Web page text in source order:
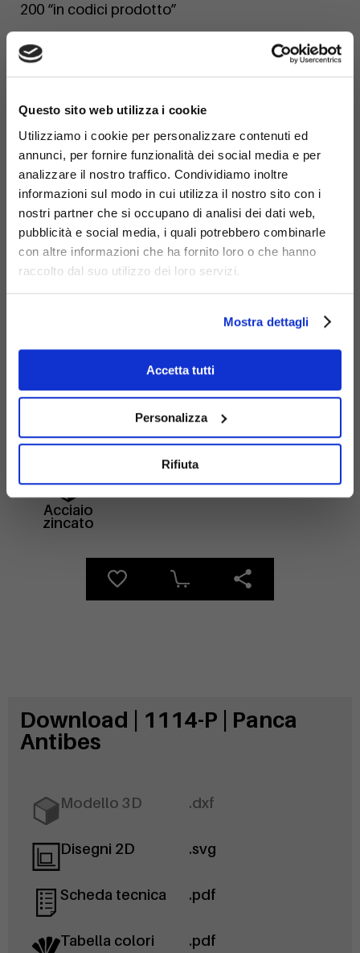
Questo sito web utilizza i cookie
Utilizziamo i cookie per personalizzare contenuti ed
annunci, per fornire funzionalità dei social media e per
analizzare il nostro traffico. Condividiamo inoltre
informazioni sul modo in cui utilizza il nostro sito con i
nostri partner che si occupano di analisi dei dati web,
pubblicità e social media, i quali potrebbero combinarle
con altre informazioni che ha fornito loro o che hanno
raccolto dal suo utilizzo dei loro servizi.
Mostra dettagli
Accetta tutti
Personalizza
Rifiuta
200 “in codici prodotto”
Se desideri un preventivo personalizzato o una
finitura su misura, contattaci oggi stesso!
Materiali
Acciaio
zincato
Download | 1114-P | Panca
Antibes
Modello 3D .dxf
Disegni 2D .svg
Scheda tecnica .pdf
Tabella colori .pdf